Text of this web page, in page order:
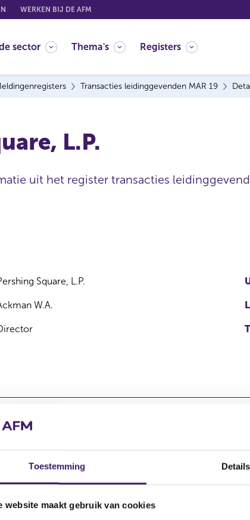
Toestemming Details
website maakt gebruik van cookies
WERKEN BIJ DE AFM
sector Thema's Registers
Transacties leidinggevenden MAR 19
L.P.
uit het register transacties
Square, L.P.
W.A.
Aard
transactie
transactie
programma